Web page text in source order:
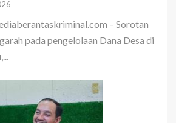
– Sorotan
pada pengelolaan Dana Desa di